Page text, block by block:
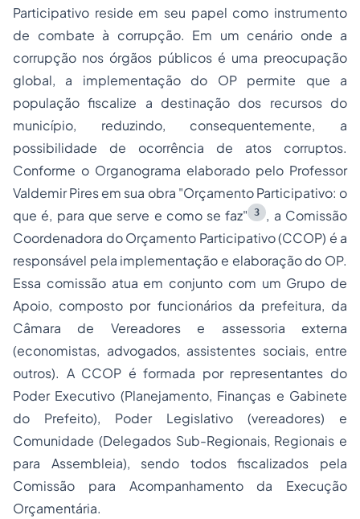
Participativo reside em seu papel como instrumento
de combate à corrupção. Em um cenário onde a
corrupção nos órgãos públicos é uma preocupação
global, a implementação do OP permite que a
população fiscalize a destinação dos recursos do
município, reduzindo, consequentemente, a
possibilidade de ocorrência de atos corruptos.
Conforme o Organograma elaborado pelo Professor
Valdemir Pires em sua obra "Orçamento Participativo: o
que é, para que serve e como se faz" 3
, a Comissão
Coordenadora do Orçamento Participativo (CCOP) é a
responsável pela implementação e elaboração do OP.
Essa comissão atua em conjunto com um Grupo de
Apoio, composto por funcionários da prefeitura, da
Câmara de Vereadores e assessoria externa
(economistas, advogados, assistentes sociais, entre
outros). A CCOP é formada por representantes do
Poder Executivo (Planejamento, Finanças e Gabinete
do Prefeito), Poder Legislativo (vereadores) e
Comunidade (Delegados Sub-Regionais, Regionais e
para Assembleia), sendo todos fiscalizados pela
Comissão para Acompanhamento da Execução
Orçamentária.